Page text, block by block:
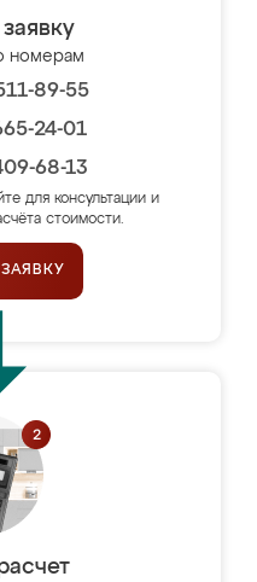
номерам
89-55
24-01
68-13
для консультации и
стоимости.